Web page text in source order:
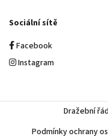
Sociální sítě
Facebook
Instagram
Dražební
Podmínky ochrany